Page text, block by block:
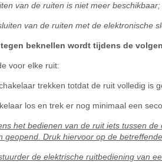
van de ruiten is niet meer
van de ruiten met de elektronische
beknellen wordt tijdens de
voor elke ruit:
trekken totdat de ruit volledig is
los en trek er nog minimaal een
het bedienen van de ruit iets tussen
geopend. Druk hiervoor op de
de elektrische ruitbediening van